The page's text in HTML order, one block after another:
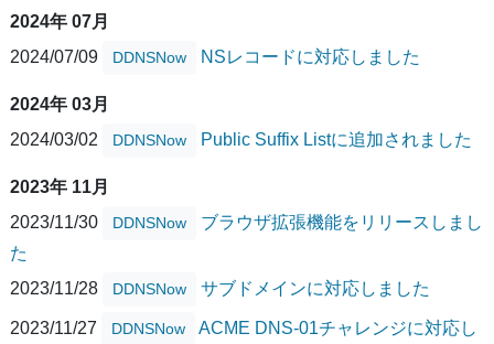
2024年 07月
2024/07/09
DDNSNow NSレコードに対応しました
2024年 03月
2024/03/02
DDNSNow Public Suffix Listに追加されました
2023年 11月
2023/11/30
DDNSNow
ブラウザ拡張機能をリリースしまし
た
2023/11/28
DDNSNow サブドメインに対応しました
2023/11/27 DDNSNow
ACME DNS-01チャレンジに対応し